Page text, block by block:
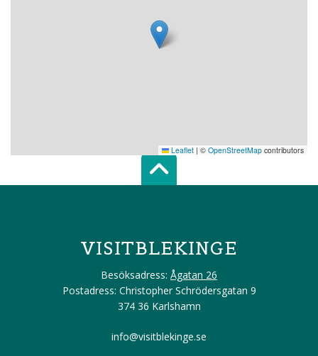
Leaflet | © OpenStreetMap contributors
Scroll top of
VISITBLEKINGE
Besöksadress: Ågatan 26
Postadress: Christopher Schrödersgatan 9
374 36 Karlshamn
info@visitblekinge.se